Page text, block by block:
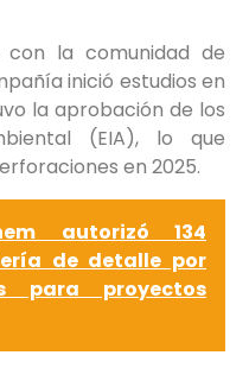
la comunidad de
inició estudios en
la aprobación de los
(EIA), lo que
en 2025.
autorizó 134
de detalle por
para proyectos